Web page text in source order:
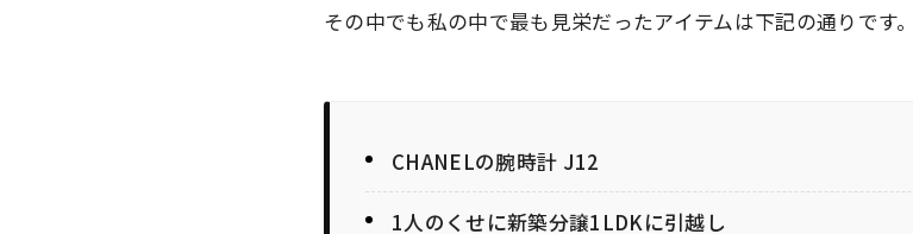
その中でも私の中で最も見栄だったアイテムは下記の通りです。
CHANELの腕時計 J12
1人のくせに新築分譲1LDKに引越し